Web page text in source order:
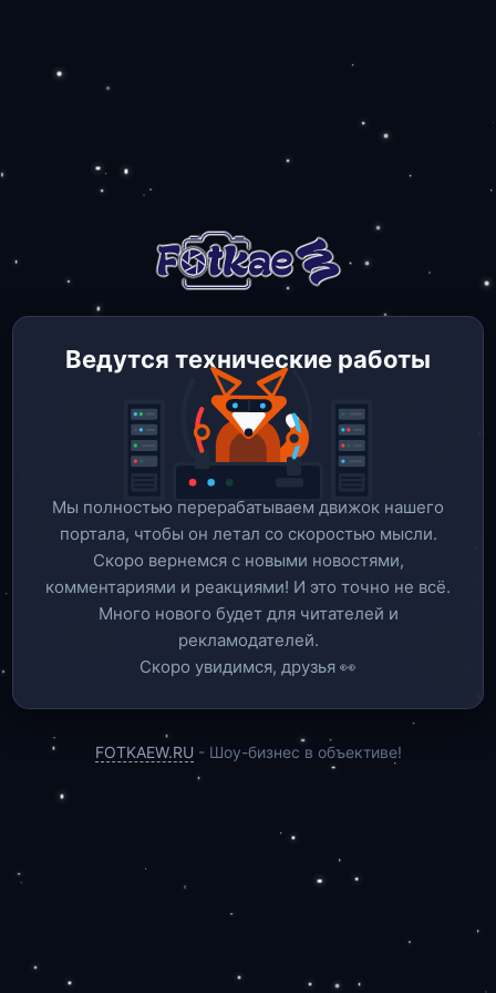
Ведутся технические работы
Мы полностью перерабатываем движок нашего
портала, чтобы он летал со скоростью мысли.
Скоро вернемся c новыми новостями,
комментариями и реакциями! И это точно не всё.
Много нового будет для читателей и
рекламодателей.
Скоро увидимся, друзья 👀
FOTKAEW.RU - Шоу-бизнес в объективе!